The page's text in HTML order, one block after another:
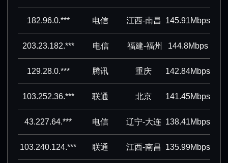
182.96.0.*** 电信 江西-南昌 145.91Mbps
203.23.182.*** 电信 福建-福州 144.8Mbps
129.28.0.*** 腾讯 重庆 142.84Mbps
103.252.36.*** 联通 北京 141.45Mbps
43.227.64.*** 电信 辽宁-大连 138.41Mbps
103.240.124.*** 联通 江西-南昌 135.99Mbps